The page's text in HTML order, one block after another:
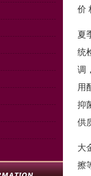
价
夏
统
调
用
抑
供
大
擦